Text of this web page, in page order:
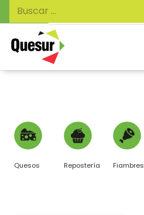
de
productos
Buscar:
Quesos Repostería Fiambres